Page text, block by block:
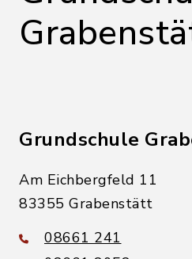
Grundschule
Am Eichbergfeld 11
83355 Grabenstätt
08661 241